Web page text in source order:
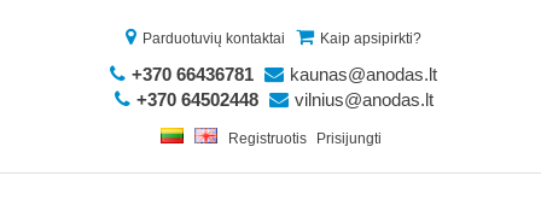
Parduotuvių kontaktai Kaip apsipirkti?
+370 66436781
kaunas@anodas.lt
+370 64502448
vilnius@anodas.lt
Registruotis Prisijungti